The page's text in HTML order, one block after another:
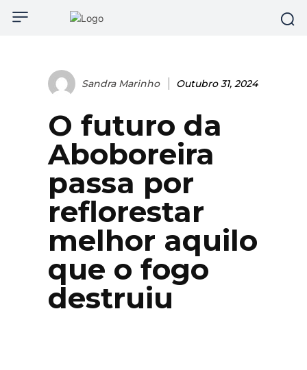
Sandra Marinho Outubro 31, 2024
O futuro da
Aboboreira
passa por
reflorestar
melhor aquilo
que o fogo
destruiu